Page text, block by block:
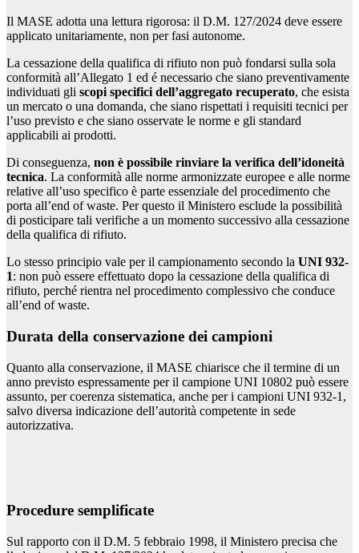
Il MASE adotta una lettura rigorosa: il D.M. 127/2024 deve essere
applicato unitariamente, non per fasi autonome.
La cessazione della qualifica di rifiuto non può fondarsi sulla sola
conformità all’Allegato 1 ed é necessario che siano preventivamente
individuati gli scopi specifici dell’aggregato recuperato, che esista
un mercato o una domanda, che siano rispettati i requisiti tecnici per
l’uso previsto e che siano osservate le norme e gli standard
applicabili ai prodotti.
Di conseguenza, non è possibile rinviare la verifica dell’idoneità
tecnica. La conformità alle norme armonizzate europee e alle norme
relative all’uso specifico è parte essenziale del procedimento che
porta all’end of waste. Per questo il Ministero esclude la possibilità
di posticipare tali verifiche a un momento successivo alla cessazione
della qualifica di rifiuto.
Lo stesso principio vale per il campionamento secondo la UNI 932-
1: non può essere effettuato dopo la cessazione della qualifica di
rifiuto, perché rientra nel procedimento complessivo che conduce
all’end of waste.
Durata della conservazione dei campioni
Quanto alla conservazione, il MASE chiarisce che il termine di un
anno previsto espressamente per il campione UNI 10802 può essere
assunto, per coerenza sistematica, anche per i campioni UNI 932-1,
salvo diversa indicazione dell’autorità competente in sede
autorizzativa.
Procedure semplificate
Sul rapporto con il D.M. 5 febbraio 1998, il Ministero precisa che